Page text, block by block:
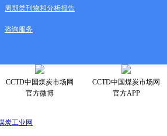
周期类刊物和分析报告
咨询服务
CCTD中国煤炭市场网
官方微博
CCTD中国煤炭市场网
官方APP
炭工业网